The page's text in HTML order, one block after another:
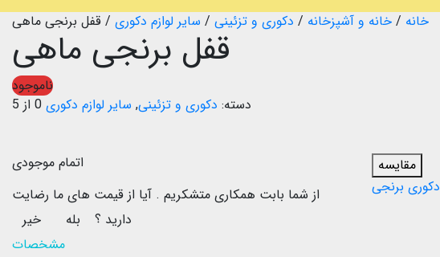
خانه / خانه و آشپزخانه / دکوری و تزئینی / سایر لوازم دکوری / قفل برنجی ماهی
قفل برنجی ماهی
ناموجود
دسته: دکوری و تزئینی, سایر لوازم دکوری 0 از 5
مقایسه
دکوری برنجی
اتمام موجودی
از شما بابت همکاری متشکریم . آیا از قیمت های ما رضایت
دارید ؟
بله
خیر
مشخصات